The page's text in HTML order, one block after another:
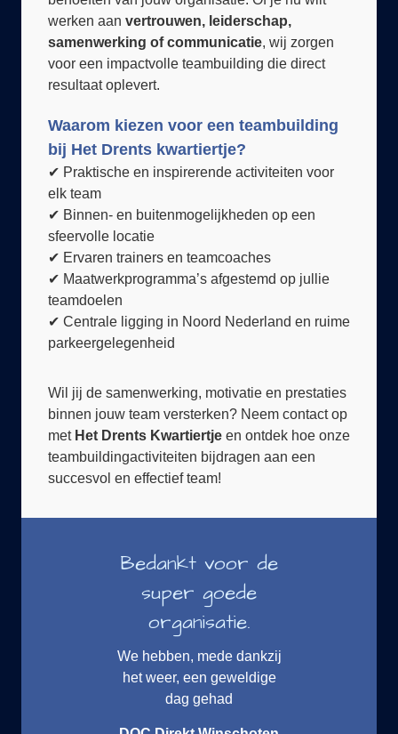
samenwerking of communicatie, wij zorgen
voor een impactvolle teambuilding die direct
resultaat oplevert.
bij Het Drents kwartiertje?
✔ Praktische en inspirerende activiteiten voor
elk team
✔ Binnen- en buitenmogelijkheden op een
sfeervolle locatie
✔ Ervaren trainers en teamcoaches
✔ Maatwerkprogramma’s afgestemd op jullie
teamdoelen
✔ Centrale ligging in Noord Nederland en ruime
parkeergelegenheid
binnen jouw team versterken? Neem contact op
metHet Drents Kwartiertjeen ontdek hoe onze
teambuildingactiviteiten bijdragen aan een
succesvol en effectief team!
super goede
organisatie.
We hebben, mede dankzij
het weer, een geweldige
dag gehad
DOC Direkt Winschoten